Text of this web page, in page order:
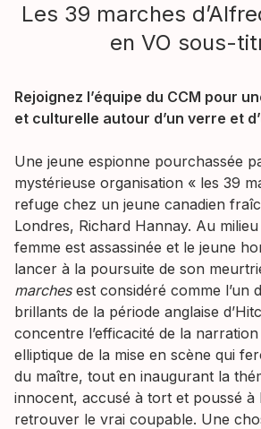
Les 39 marches
en VO sous-
Rejoignez l’équipe du CCM pour
et culturelle autour d’un verre et
Une jeune espionne pourchassée
mystérieuse organisation « les 39
refuge chez un jeune canadien
Londres, Richard Hannay. Au
femme est assassinée et le jeune
lancer à la poursuite de son
marchesest considéré comme l’un
brillants de la période anglaise
concentre l’efficacité de la narration
elliptique de la mise en scène qui
du maître, tout en inaugurant la
innocent, accusé à tort et poussé
retrouver le vrai coupable. Une